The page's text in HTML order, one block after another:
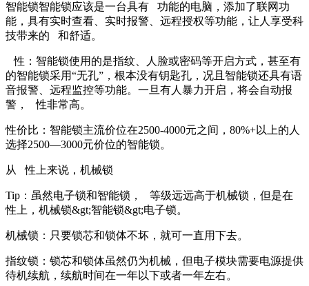
智能锁智能锁应该是一台具有 功能的电脑，添加了联网功
能，具有实时查看、实时报警、远程授权等功能，让人享受科
技带来的 和舒适。
性：智能锁使用的是指纹、人脸或密码等开启方式，甚至有
的智能锁采用“无孔”，根本没有钥匙孔，况且智能锁还具有语
音报警、远程监控等功能。一旦有人暴力开启，将会自动报
警， 性非常高。
性价比：智能锁主流价位在2500-4000元之间，80%+以上的人
选择2500—3000元价位的智能锁。
从 性上来说，机械锁
Tip：虽然电子锁和智能锁， 等级远远高于机械锁，但是在
性上，机械锁&gt;智能锁&gt;电子锁。
机械锁：只要锁芯和锁体不坏，就可一直用下去。
指纹锁：锁芯和锁体虽然仍为机械，但电子模块需要电源提供
待机续航，续航时间在一年以下或者一年左右。